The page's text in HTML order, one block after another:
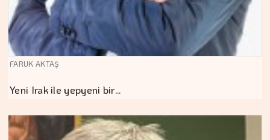
FARUK AKTAŞ
Yeni Irak ile yepyeni bir…